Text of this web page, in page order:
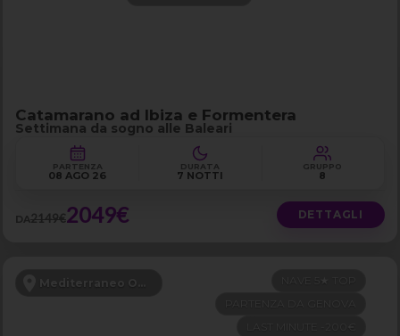
Catamarano ad Ibiza e Formentera
Settimana da sogno alle Baleari
PARTENZA
08 AGO 26
DURATA
7 NOTTI
GRUPPO
8
DA2149€2049€ DETTAGLI
Mediterraneo Occidentale
NAVE 5★ TOP